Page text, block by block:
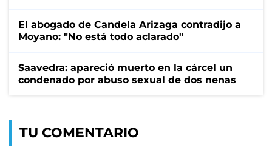
El abogado de Candela Arizaga contradijo a
Moyano: "No está todo aclarado"
Saavedra: apareció muerto en la cárcel un
condenado por abuso sexual de dos nenas
TU COMENTARIO